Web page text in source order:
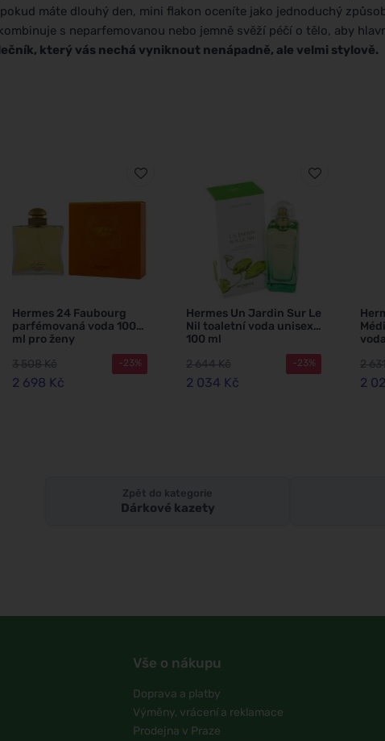
máte dlouhý den, mini flakon oceníte jako jednoduchý
s neparfemovanou nebo jemně svěží péčí o tělo, aby
který vás nechá vyniknout nenápadně, ale velmi stylově.
Hermes 24 Faubourg
parfémovaná voda 100
ml pro ženy
3 508 Kč
2 698 Kč
-23%
Hermes Un Jardin Sur Le
Nil toaletní voda unisex
100 ml
2 644 Kč
2 034 Kč
-23%
2
2
Zpět do kategorie
Dárkové kazety
Vše o nákupu
Doprava a platby
Výměny, vrácení a reklamace
Prodejna v Praze